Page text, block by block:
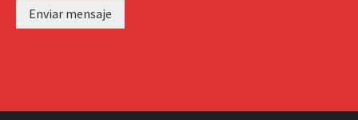
Enviar mensaje